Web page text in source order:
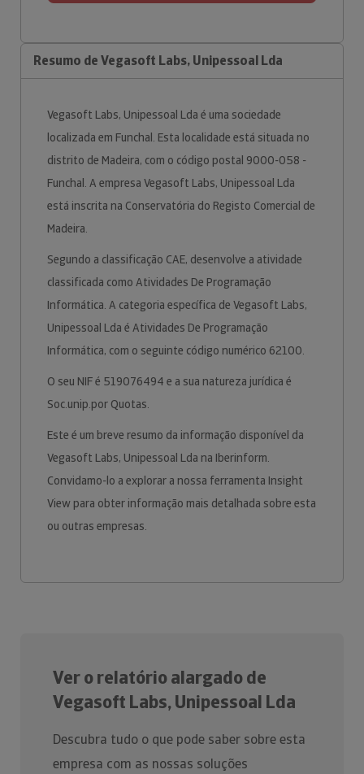
Resumo de Vegasoft Labs, Unipessoal Lda
Vegasoft Labs, Unipessoal Lda é uma sociedade
localizada em Funchal. Esta localidade está situada no
distrito de Madeira, com o código postal 9000-058 -
Funchal. A empresa Vegasoft Labs, Unipessoal Lda
está inscrita na Conservatória do Registo Comercial de
Madeira.
Segundo a classificação CAE, desenvolve a atividade
classificada como Atividades De Programação
Informática. A categoria específica de Vegasoft Labs,
Unipessoal Lda é Atividades De Programação
Informática, com o seguinte código numérico 62100.
O seu NIF é 519076494 e a sua natureza jurídica é
Soc.unip.por Quotas.
Este é um breve resumo da informação disponível da
Vegasoft Labs, Unipessoal Lda na Iberinform.
Convidamo-lo a explorar a nossa ferramenta Insight
View para obter informação mais detalhada sobre esta
ou outras empresas.
Ver o relatório alargado de
Vegasoft Labs, Unipessoal Lda
Descubra tudo o que pode saber sobre esta
empresa com as nossas soluções